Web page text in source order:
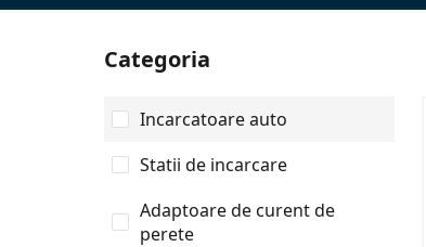
Categoria
Incarcatoare auto
Statii de incarcare
Adaptoare de curent de
perete